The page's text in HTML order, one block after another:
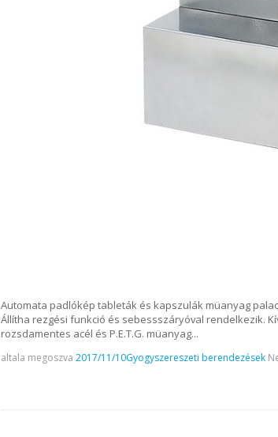
Automata padlókép tableták és kapszulák müanyag
Állítha rezgési funkció és sebessszáryóval rendelkezik.
rozsdamentes acél és P.E.T.G. müanyag...
altala megoszva 2017/11/10Gyogyszereszeti berendezések